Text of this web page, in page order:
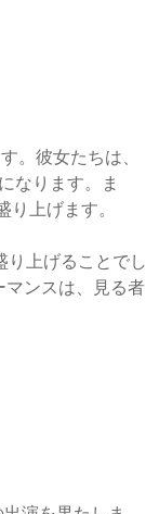
。彼女たちは、
なります。ま
上げます。
上げることでし
マンスは、見る者